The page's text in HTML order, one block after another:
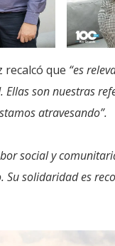
que “es
Ellas son nuestras
atravesando”.
social y
Su solidaridad es